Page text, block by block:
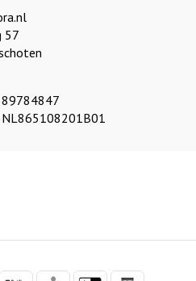
57
89784847